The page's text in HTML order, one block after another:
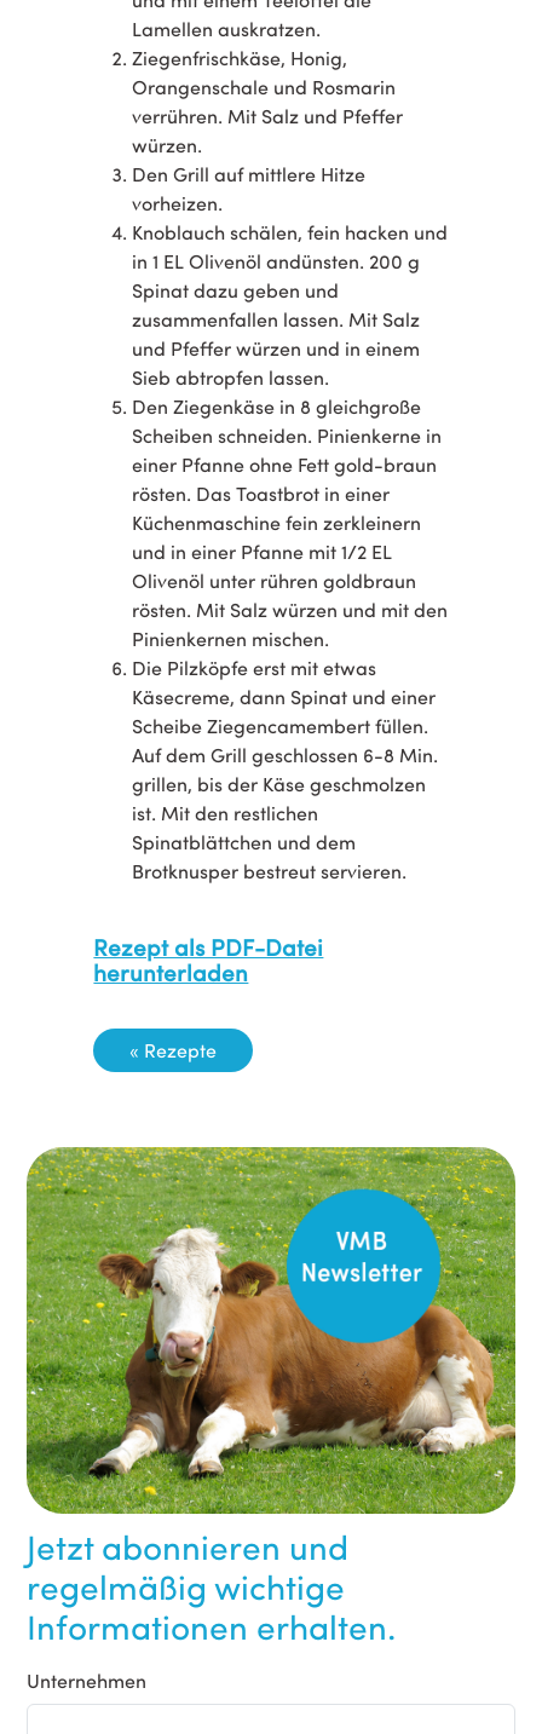
Lamellen auskratzen.
Ziegenfrischkäse, Honig,
Orangenschale und Rosmarin
verrühren. Mit Salz und Pfeffer
würzen.
Den Grill auf mittlere Hitze
vorheizen.
Knoblauch schälen, fein hacken und
in 1 EL Olivenöl andünsten. 200 g
Spinat dazu geben und
zusammenfallen lassen. Mit Salz
und Pfeffer würzen und in einem
Sieb abtropfen lassen.
Den Ziegenkäse in 8 gleichgroße
Scheiben schneiden. Pinienkerne in
einer Pfanne ohne Fett gold-braun
rösten. Das Toastbrot in einer
Küchenmaschine fein zerkleinern
und in einer Pfanne mit 1/2 EL
Olivenöl unter rühren goldbraun
rösten. Mit Salz würzen und mit den
Pinienkernen mischen.
Die Pilzköpfe erst mit etwas
Käsecreme, dann Spinat und einer
Scheibe Ziegencamembert füllen.
Auf dem Grill geschlossen 6-8 Min.
grillen, bis der Käse geschmolzen
ist. Mit den restlichen
Spinatblättchen und dem
Brotknusper bestreut servieren.
Rezept als PDF-Datei
herunterladen
« Rezepte
Jetzt abonnieren und
regelmäßig wichtige
Informationen erhalten.
Unternehmen